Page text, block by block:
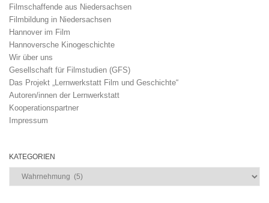
Filmschaffende aus Niedersachsen
Filmbildung in Niedersachsen
Hannover im Film
Hannoversche Kinogeschichte
Wir über uns
Gesellschaft für Filmstudien (GFS)
Das Projekt „Lernwerkstatt Film und Geschichte“
Autoren/innen der Lernwerkstatt
Kooperationspartner
Impressum
KATEGORIEN
Kategorien